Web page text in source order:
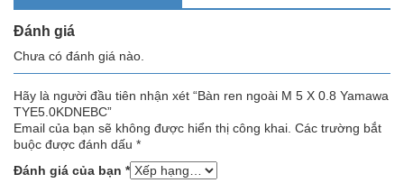
Đánh giá
Chưa có đánh giá nào.
Hãy là người đầu tiên nhận xét “Bàn ren ngoài M 5 X 0.8 Yamawa
TYE5.0KDNEBC”
Email của bạn sẽ không được hiển thị công khai. Các trường bắt
buộc được đánh dấu *
Đánh giá của bạn *